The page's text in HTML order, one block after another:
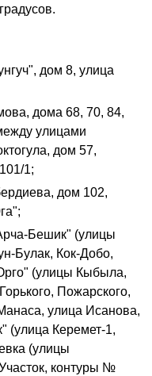
дом 8, улица
дома 68, 70, 84,
улицами
дом 57,
1;
дом 102,
Бешик" (улицы
Булак, Кок-Добо,
(улицы Кыбыла,
Пожарского,
улица Исанова,
(улица Керемет-1,
(улицы
контуры №